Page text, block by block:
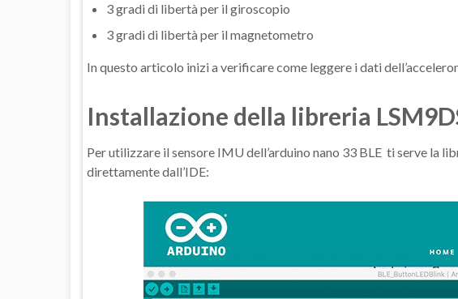
3 gradi di libertà per il giroscopio
3 gradi di libertà per il magnetometro
In questo articolo inizi a verificare come leggere i dati
Installazione della libreria
Per utilizzare il sensore IMU dell’arduino nano 33 BLE ti serve la
direttamente dall’IDE: